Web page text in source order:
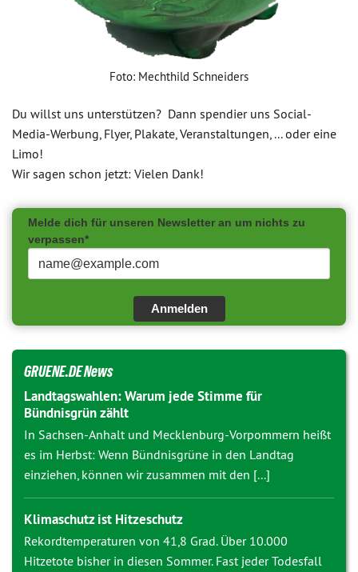
Foto: Mechthild Schneiders
Du willst uns unterstützen? Dann spendier uns Social-
Media-Werbung, Flyer, Plakate, Veranstaltungen, ... oder eine
Limo!
Wir sagen schon jetzt: Vielen Dank!
Melde dich für unseren Newsletter an um nichts zu
verpassen*
Anmelden
GRUENE.DE News
Landtagswahlen: Warum jede Stimme für
Bündnisgrün zählt
In Sachsen-Anhalt und Mecklenburg-Vorpommern heißt
es im Herbst: Wenn Bündnisgrüne in den Landtag
einziehen, können wir zusammen mit den [...]
Klimaschutz ist Hitzeschutz
Rekordtemperaturen von 41,8 Grad. Über 10.000
Hitzetote bisher in diesen Sommer. Fast jeder Todesfall